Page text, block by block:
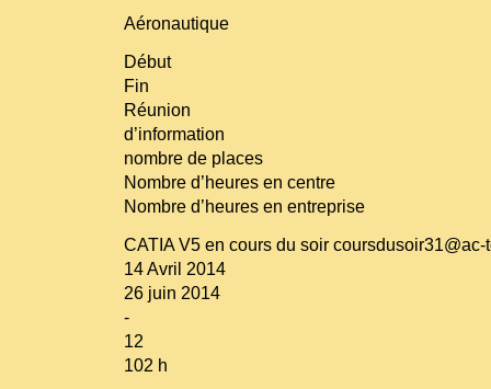
Aéronautique
Début
Fin
Réunion
d’information
nombre de places
Nombre d’heures en centre
Nombre d’heures en entreprise
CATIA V5 en cours du soir coursdusoir31@ac-
14 Avril 2014
26 juin 2014
-
12
102 h